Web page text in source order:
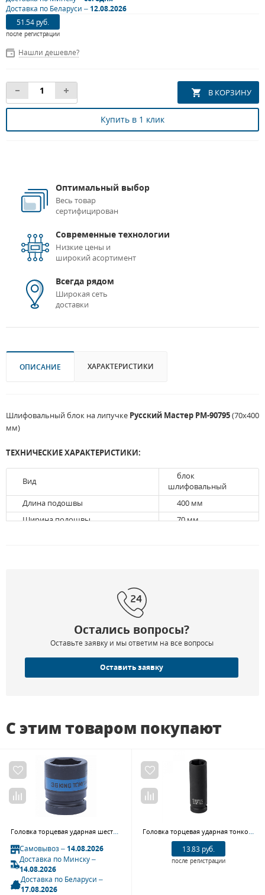
Доставка по Беларуси –12.08.2026
51.54 руб.
после регистрации
Нашли дешевле?
Купить в 1 клик
Оптимальный выбор
Весь товар
сертифицирован
Современные технологии
Низкие цены и
широкий асортимент
Всегда рядом
Широкая сеть
доставки
ОПИСАНИЕ ХАРАКТЕРИСТИКИ
Шлифовальный блок на липучке Русский Мастер РМ-90795(70х400
мм)
ТЕХНИЧЕСКИЕ ХАРАКТЕРИСТИКИ:
Вид
блок
шлифовальный
Длина подошвы
400 мм
Ширина подошвы
70 мм
Остались вопросы?
Оставьте заявку и мы ответим на все вопросы
Оставить заявку
С этим товаром покупают
Головка торцевая ударная шестигранная 1", 36 мм KING TONY 853536M
Самовывоз –14.08.2026
Доставка по Минску –
14.08.2026
Доставка по Беларуси –
17.08.2026
Головка торцевая ударная тонкостенная глубокая ROSSVIK SIT061219 (1/2", 19 мм)
13.83 руб.
после регистрации